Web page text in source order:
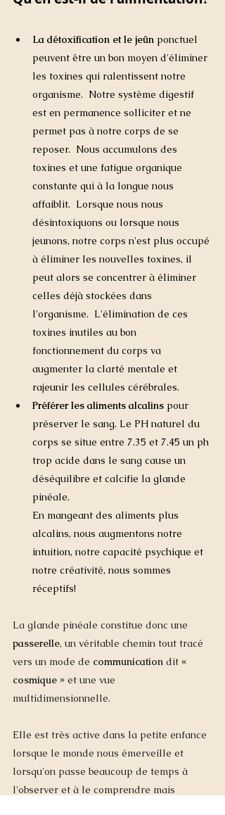
La détoxification et le jeûn ponctuel
peuvent être un bon moyen d'éliminer
les toxines qui ralentissent notre
organisme.  Notre système digestif
est en permanence solliciter et ne
permet pas à notre corps de se
reposer.  Nous accumulons des
toxines et une fatigue organique
constante qui à la longue nous
affaiblit.  Lorsque nous nous
désintoxiquons ou lorsque nous
jeunons, notre corps n'est plus occupé
à éliminer les nouvelles toxines, il
peut alors se concentrer à éliminer
celles déjà stockées dans
l'organisme.  L'élimination de ces
toxines inutiles au bon
fonctionnement du corps va
augmenter la clarté mentale et
rajeunir les cellules cérébrales.
Préférer les aliments alcalins pour
préserver le sang. Le PH naturel du
corps se situe entre 7.35 et 7.45 un ph
trop acide dans le sang cause un
déséquilibre et calcifie la glande
pinéale.
En mangeant des aliments plus
alcalins, nous augmentons notre
intuition, notre capacité psychique et
notre créativité, nous sommes
réceptifs!
La glande pinéale constitue donc une
passerelle, un véritable chemin tout tracé
vers un mode de communication dit «
cosmique » et une vue
multidimensionnelle.
Elle est très active dans la petite enfance
lorsque le monde nous émerveille et
lorsqu'on passe beaucoup de temps à
l'observer et à le comprendre mais